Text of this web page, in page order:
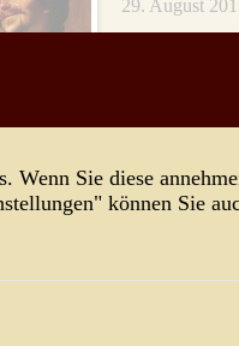
29. August
Die
28. August
Wenn Sie diese
können Sie